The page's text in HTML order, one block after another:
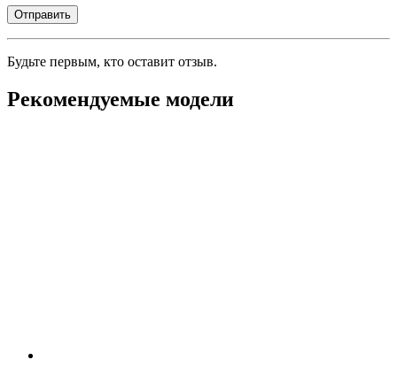
Будьте первым, кто оставит отзыв.
Рекомендуемые модели